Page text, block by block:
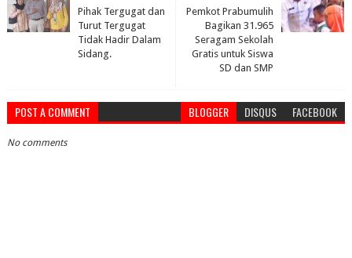
Pemkot Prabumulih
Bagikan 31.965
Seragam Sekolah
Gratis untuk Siswa
SD dan SMP
Pihak Tergugat dan
Turut Tergugat
Tidak Hadir Dalam
Sidang.
POST A COMMENT BLOGGER DISQUS FACEBOOK
No comments